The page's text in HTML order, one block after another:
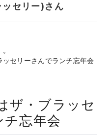
セリー)さん
セリーさんでランチ忘年会
ザ・ブラッセ
チ忘年会